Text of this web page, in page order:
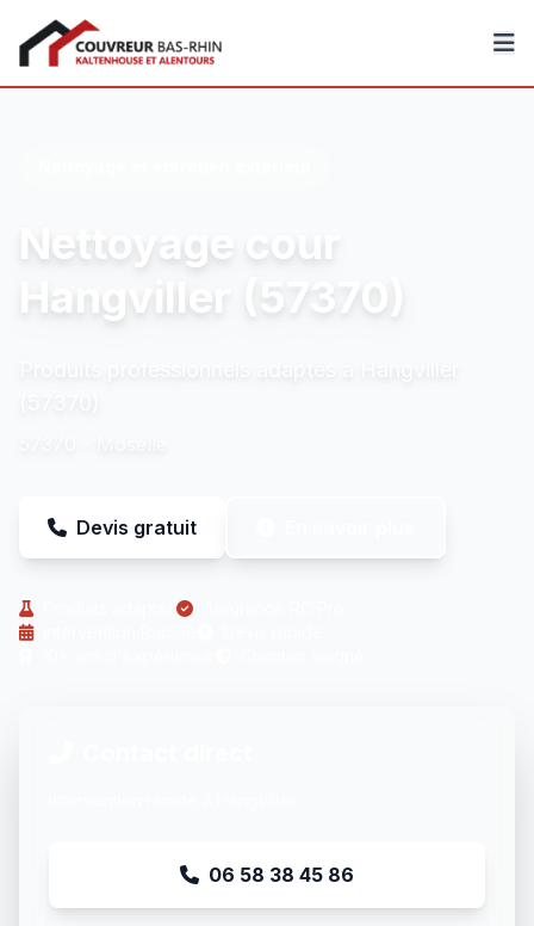
Couvreur Bas-Rhin
Nettoyage cour
Hangviller (57370)
Devis gratuit
06 58 38 45 86